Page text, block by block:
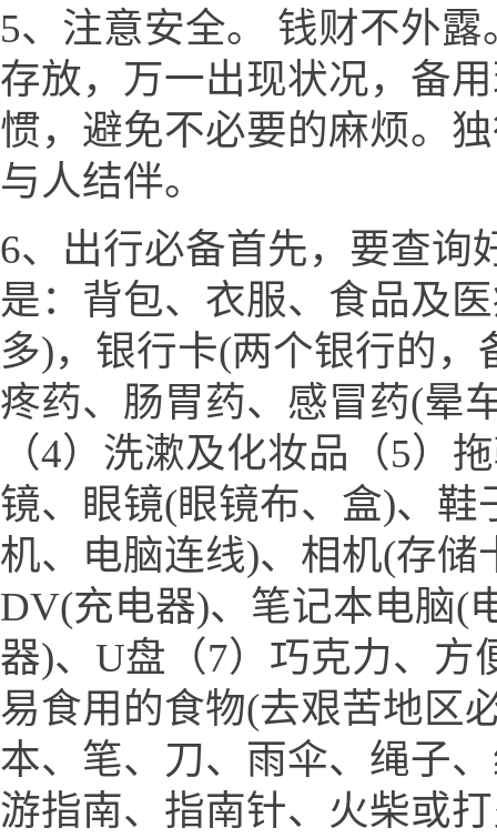
5、注意安全。 钱财不外
存放，万一出现状况，备
惯，避免不必要的麻烦。
与人结伴。
6、出行必备首先，要查询
是：背包、衣服、食品及
多)，银行卡(两个银行的
疼药、肠胃药、感冒药(晕
（4）洗漱及化妆品（5）
镜、眼镜(眼镜布、盒)、
机、电脑连线)、相机(存
DV(充电器)、笔记本电脑(
器)、U盘（7）巧克力、方
易食用的食物(去艰苦地区
本、笔、刀、雨伞、绳子
游指南、指南针、火柴或